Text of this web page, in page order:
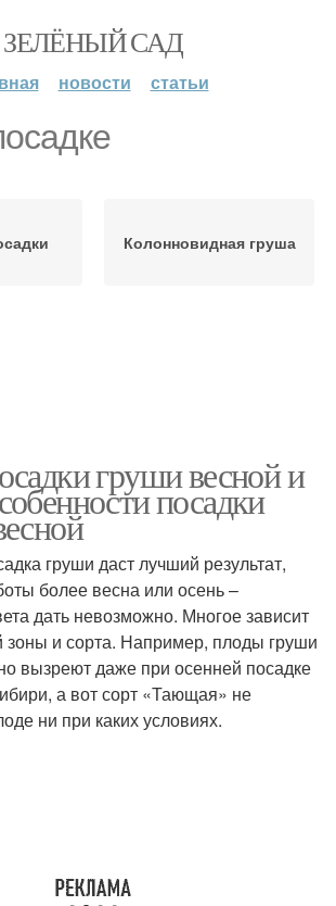
ЗЕЛЁНЫЙ САД
новости статьи
Колонновидная груша
груши весной и
посадки
груши даст лучший результат,
более весна или осень –
дать невозможно. Многое зависит
зоны и сорта. Например, плоды груши
вызреют даже при осенней посадке
а вот сорт «Тающая» не
ни при каких условиях.